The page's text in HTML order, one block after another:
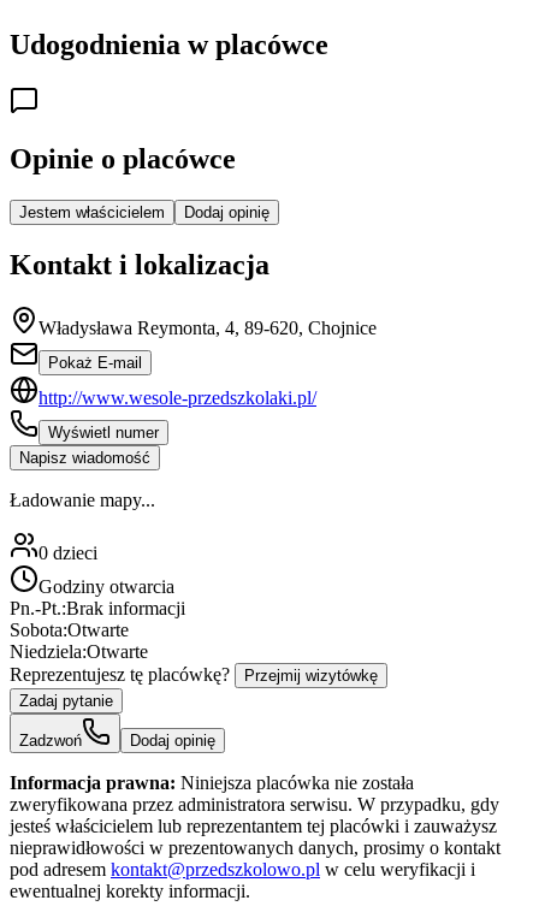
Udogodnienia w placówce
Opinie o placówce
Jestem właścicielem Dodaj opinię
Kontakt i lokalizacja
Władysława Reymonta, 4, 89-620, Chojnice
Pokaż E-mail
http://www.wesole-przedszkolaki.pl/
Wyświetl numer
Napisz wiadomość
Ładowanie mapy...
0 dzieci
Godziny otwarcia
Pn.-Pt.:Brak informacji
Sobota:Otwarte
Niedziela:Otwarte
Reprezentujesz tę placówkę?
Przejmij wizytówkę
Zadaj pytanie
Zadzwoń Dodaj opinię
Informacja prawna: Niniejsza placówka nie została
zweryfikowana przez administratora serwisu. W przypadku, gdy
jesteś właścicielem lub reprezentantem tej placówki i zauważysz
nieprawidłowości w prezentowanych danych, prosimy o kontakt
pod adresem kontakt@przedszkolowo.pl w celu weryfikacji i
ewentualnej korekty informacji.